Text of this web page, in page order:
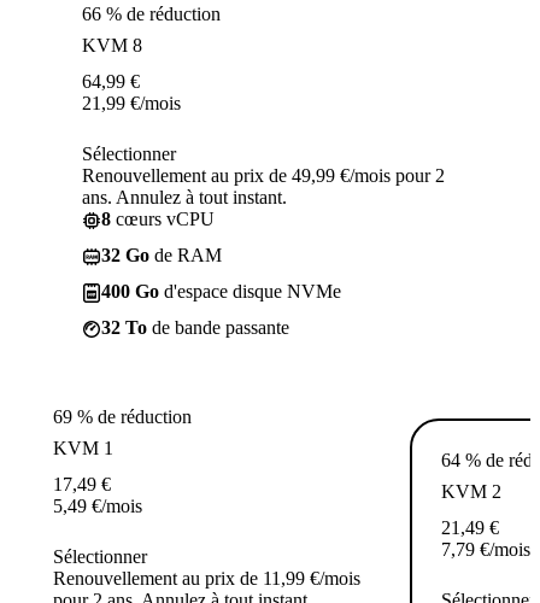
66 % de réduction
KVM 8
64,99 €
21,99 €/mois
Sélectionner
Renouvellement au prix de 49,99 €/mois pour 2
ans. Annulez à tout instant.
8 cœurs vCPU
32 Go de RAM
400 Go d'espace disque NVMe
32 To de bande passante
69 % de réduction
KVM 1
17,49 €
5,49 €/mois
Sélectionner
Renouvellement au prix de 11,99 €/mois
64 % de
KVM 2
21,49 €
7,79 €/mois